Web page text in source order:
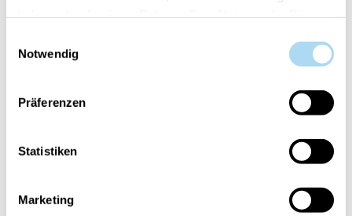
Notwendig
Präferenzen
Statistiken
MarketingCHF 1.50
Streifen Papier
CHF 1.60